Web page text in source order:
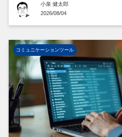
小泉 健太郎
2026/08/04
コミュニケーションツール